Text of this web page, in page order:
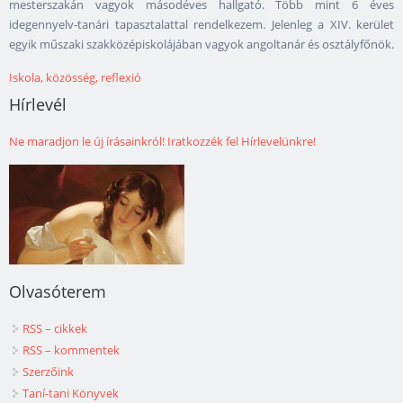
mesterszakán vagyok másodéves hallgató. Több mint 6 éves
idegennyelv-tanári tapasztalattal rendelkezem. Jelenleg a XIV. kerület
egyik műszaki szakközépiskolájában vagyok angoltanár és osztályfőnök.
Iskola, közösség, reflexió
Hírlevél
Ne maradjon le új írásainkról! Iratkozzék fel Hírlevelünkre!
Olvasóterem
RSS – cikkek
RSS – kommentek
Szerzőink
Taní-tani Könyvek